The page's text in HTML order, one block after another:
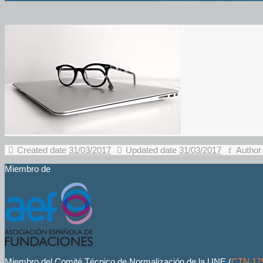
Created date 31/03/2017 Updated date 31/03/2017 Author
Miembro de